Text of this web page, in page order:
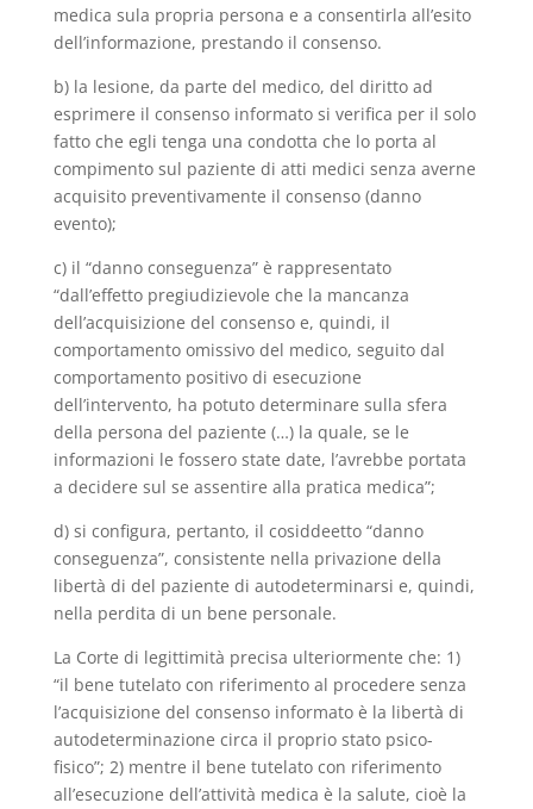
medica sula propria persona e a consentirla all’esito
dell’informazione, prestando il consenso.
b) la lesione, da parte del medico, del diritto ad
esprimere il consenso informato si verifica per il solo
fatto che egli tenga una condotta che lo porta al
compimento sul paziente di atti medici senza averne
acquisito preventivamente il consenso (danno
evento);
c) il “danno conseguenza” è rappresentato
“dall’effetto pregiudizievole che la mancanza
dell’acquisizione del consenso e, quindi, il
comportamento omissivo del medico, seguito dal
comportamento positivo di esecuzione
dell’intervento, ha potuto determinare sulla sfera
della persona del paziente (…) la quale, se le
informazioni le fossero state date, l’avrebbe portata
a decidere sul se assentire alla pratica medica”;
d) si configura, pertanto, il cosiddeetto “danno
conseguenza”, consistente nella privazione della
libertà di del paziente di autodeterminarsi e, quindi,
nella perdita di un bene personale.
La Corte di legittimità precisa ulteriormente che: 1)
“il bene tutelato con riferimento al procedere senza
l’acquisizione del consenso informato è la libertà di
autodeterminazione circa il proprio stato psico-
fisico”; 2) mentre il bene tutelato con riferimento
all’esecuzione dell’attività medica è la salute, cioè la